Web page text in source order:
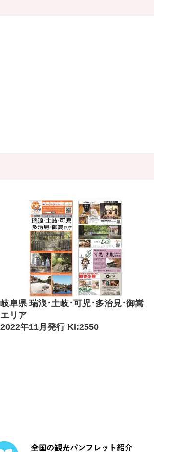
岐阜県 瑞浪･土岐･可児･多治見･御嵩
エリア
2022年11月発行 KI:2550